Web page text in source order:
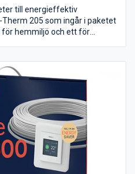
till energieffektiv
205 som ingår i paketet
för hemmiljö och ett för